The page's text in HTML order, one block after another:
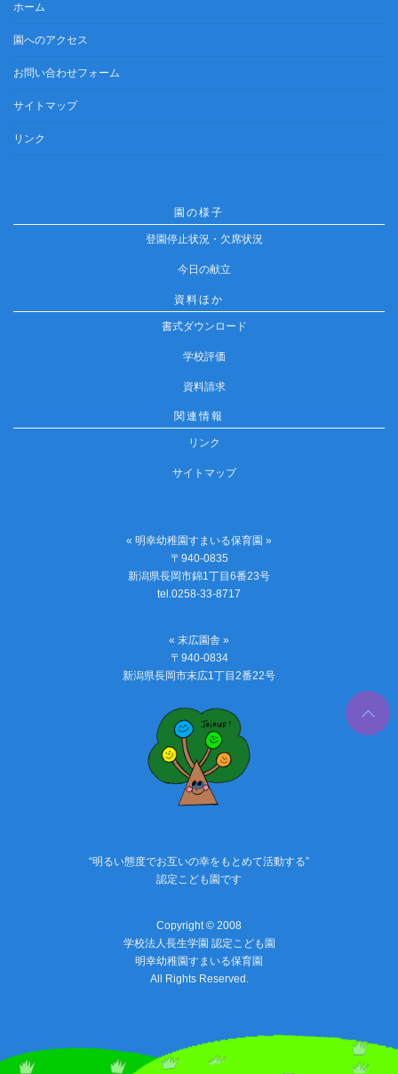
ホーム
園へのアクセス
お問い合わせフォーム
サイトマップ
リンク
園の様子
登園停止状況・欠席状況
今日の献立
資料ほか
書式ダウンロード
学校評価
資料請求
関連情報
リンク
サイトマップ
« 明幸幼稚園すまいる保育園 »
〒940-0835
新潟県長岡市錦1丁目6番23号
tel.0258-33-8717
« 末広園舎 »
〒940-0834
新潟県長岡市末広1丁目2番22号
“明るい態度でお互いの幸をもとめて活動する”
認定こども園です
Copyright © 2008
学校法人長生学園 認定こども園
明幸幼稚園すまいる保育園
All Rights Reserved.
PAGE
TOP